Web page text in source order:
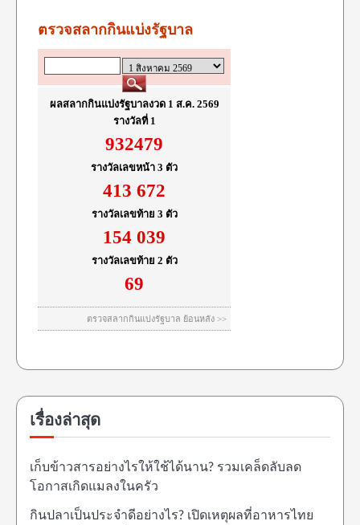
เรื่องล่าสุด
เก็บข้าวสารอย่างไรให้ใช้ได้นาน? รวมเคล็ดลับลด
โอกาสเกิดแมลงในครัว
กินปลาเป็นประจำดีอย่างไร? เปิดเหตุผลที่อาหารไทย